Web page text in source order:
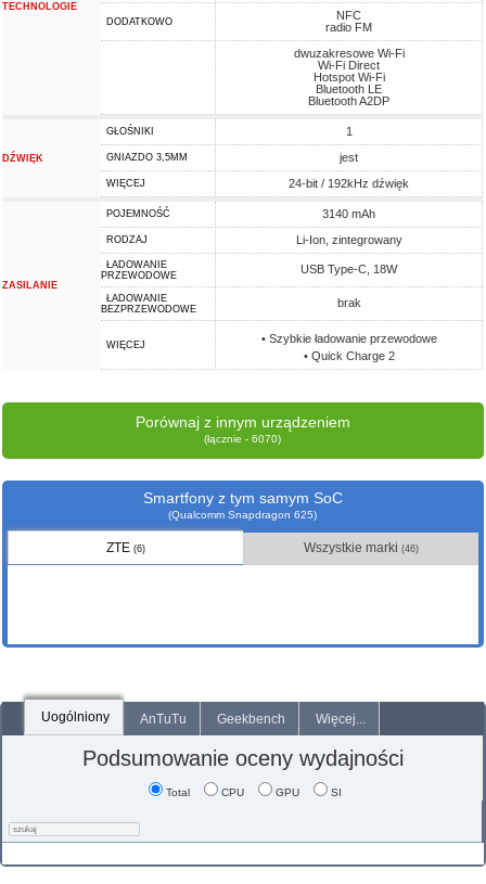
TECHNOLOGIE
DODATKOWO
NFC
radio FM
dwuzakresowe Wi-Fi
Wi-Fi Direct
Hotspot Wi-Fi
Bluetooth LE
Bluetooth A2DP
DŹWIĘK
GŁOŚNIKI 1
GNIAZDO 3,5MM jest
WIĘCEJ 24-bit / 192kHz dźwięk
ZASILANIE
POJEMNOŚĆ 3140 mAh
RODZAJ Li-Ion, zintegrowany
ŁADOWANIE
PRZEWODOWE
USB Type-C, 18W
ŁADOWANIE
BEZPRZEWODOWE
brak
WIĘCEJ
• Szybkie ładowanie przewodowe
• Quick Charge 2
Porównaj z innym urządzeniem
(łącznie - 6070)
Smartfony z tym samym SoC
(Qualcomm Snapdragon 625)
ZTE (6) Wszystkie marki (46)
Uogólniony AnTuTu Geekbench Więcej...
Podsumowanie oceny wydajności
Total CPU GPU SI